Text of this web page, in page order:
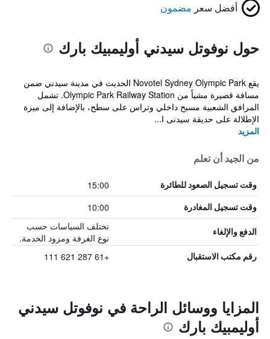
أفضل سعر مضمون
حول نوفوتل سيدني أوليمبيك بارك
يقع Novotel Sydney Olympic Park الحديث في مدينة سيدني ضمن
مسافة قصيرة مشياً من Olympic Park Railway Station. تشمل
المرافق الشعبية مسبح داخلي وتراس على سطح، بالإضافة إلى ميزة
الإطلالة على حديقة سيدنى ا...
المزيد
من الجيد أن تعلم
وقت تسجيل الصعود للطائرة 15:00
وقت تسجيل المغادرة 10:00
الدفع والإلغاء
تختلف السياسات حسب
نوع الغرفة ومزود الخدمة.
رقم مكتب الاستقبال +61 287 621 111
المزايا ووسائل الراحة في نوفوتل سيدني
أوليمبيك بارك